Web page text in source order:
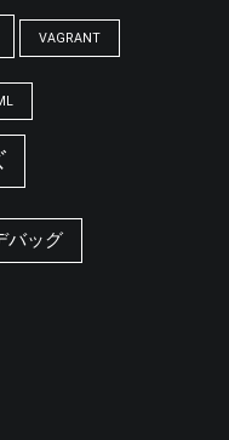
VAGRANT
バッグ